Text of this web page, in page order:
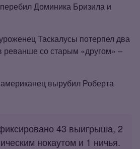
Доминика Бризила и
Таскалусы потерпел два
реванше со старым «другом» –
вырубил Роберта
43 выигрыша, 2
нокаутом и 1 ничья.